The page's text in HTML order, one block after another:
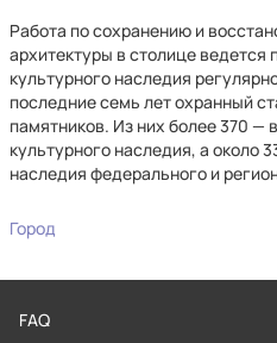
Работа по сохранению и
архитектуры в столице ведется
культурного наследия
последние семь лет охранный
памятников. Из них более 370 —
культурного наследия, а около
наследия федерального и
Город
FAQ